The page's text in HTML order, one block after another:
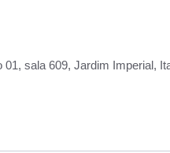
sala 609, Jardim Imperial,